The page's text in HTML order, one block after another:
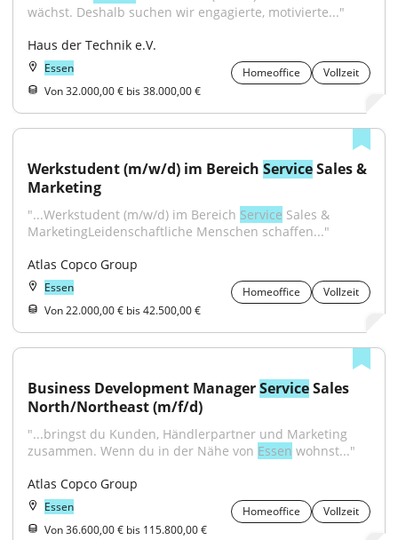
wächst. Deshalb suchen wir engagierte, motivierte..."
Haus der Technik e.V.
Essen Homeoffice
Vollzeit
Von 32.000,00 € bis 38.000,00 €
Werkstudent (m/w/d) im Bereich Service Sales &
Marketing
"...Werkstudent (m/w/d) im Bereich Service Sales &
MarketingLeidenschaftliche Menschen schaffen..."
Atlas Copco Group
Essen Homeoffice
Vollzeit
Von 22.000,00 € bis 42.500,00 €
Business Development Manager Service Sales
North/Northeast (m/f/d)
"...bringst du Kunden, Händlerpartner und Marketing
zusammen. Wenn du in der Nähe von Essen wohnst..."
Atlas Copco Group
Essen Homeoffice
Vollzeit
Von 36.600,00 € bis 115.800,00 €